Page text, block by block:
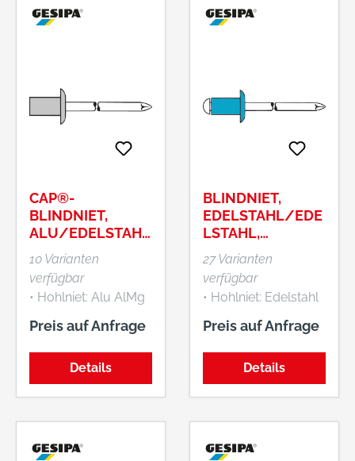
CAP®-
BLINDNIET,
ALU/EDELSTAHL
, STANDARD,
FLACHRUNDKOP
F
10 Varianten
verfügbar
• Hohlniet: Alu AlMg
nichtrostender Stahl
Preis auf Anfrage
Details
BLINDNIET,
EDELSTAHL/EDE
LSTAHL,
STANDARD,
FLACHRUNDKOP
F
27 Varianten
verfügbar
• Hohlniet: Edelstahl
A2-Nr. 1.4567 •
Nietdorn: Edelstahl
A2-Nr. 1.4541
Preis auf Anfrage
Details